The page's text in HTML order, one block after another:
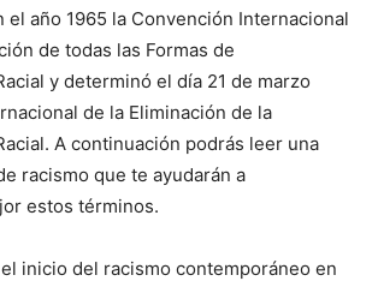
el año 1965 la Convención Internacional
de todas las Formas de
y determinó el día 21 de marzo
de la Eliminación de la
A continuación podrás leer una
racismo que te ayudarán a
estos términos.
inicio del racismo contemporáneo en